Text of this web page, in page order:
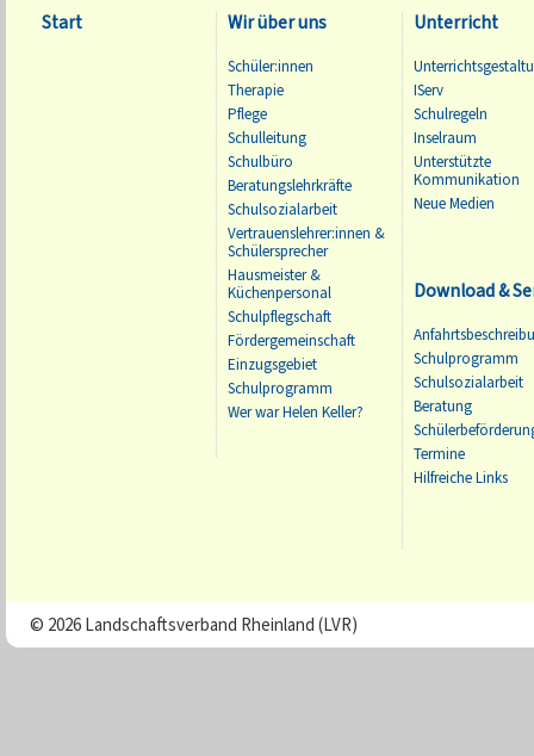
Start Wir über uns
Schüler:innen
Therapie
Pflege
Schulleitung
Schulbüro
Beratungslehrkräfte
Schulsozialarbeit
Vertrauenslehrer:innen &
Schülersprecher
Hausmeister &
Küchenpersonal
Schulpflegschaft
Fördergemeinschaft
Einzugsgebiet
Schulprogramm
Wer war Helen Keller?
Unterricht
IServ
Schulregeln
Inselraum
Unterstützte
Kommunikation
Neue Medien
Download &
Schulprogramm
Schulsozialarbeit
Beratung
Termine
Hilfreiche Links
© 2026 Landschaftsverband Rheinland (LVR)